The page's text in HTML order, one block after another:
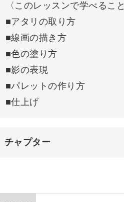
工程ごとに分けて、分かりや
と描き上げていただけます♪
ご自身がイメージした人物が
ニックをマスターしていきまし
ぼかしツールについて
レイヤーについて
〈このレッスンで学べること
■アタリの取り方
■線画の描き方
■色の塗り方
■影の表現
■パレットの作り方
■仕上げ
チャプター
はじめに